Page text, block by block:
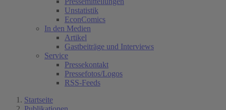
Unstatistik
EconComics
In den Medien
Artikel
Gastbeiträge und Interviews
Service
Pressekontakt
Pressefotos/Logos
RSS-Feeds
Startseite